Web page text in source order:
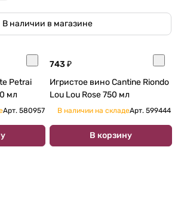
В наличии в магазине
Rosé 750 мл
Арт. 580957
743 ₽
Игристое вино Cantine Riondo
Lou Lou Rose 750 мл
В наличии на складеАрт. 599444
В корзину